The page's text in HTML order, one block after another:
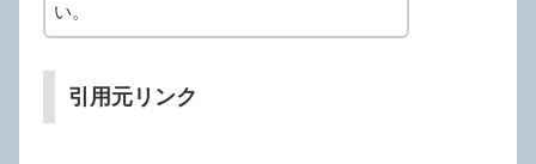
い。
引用元リンク